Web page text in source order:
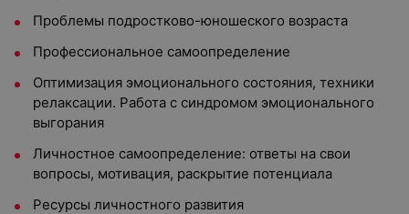
Проблемы подростково-юношеского возраста
Профессиональное самоопределение
Оптимизация эмоционального состояния, техники
релаксации. Работа с синдромом эмоционального
выгорания
Личностное самоопределение: ответы на свои
вопросы, мотивация, раскрытие потенциала
Ресурсы личностного развития